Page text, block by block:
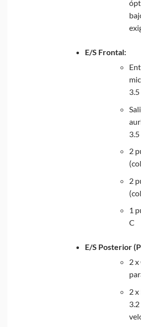
E/S Frontal:
2
2
1
C
E/S Posterior
2
2